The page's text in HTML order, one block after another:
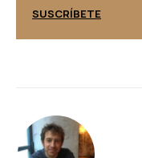
SUSCRÍBETE